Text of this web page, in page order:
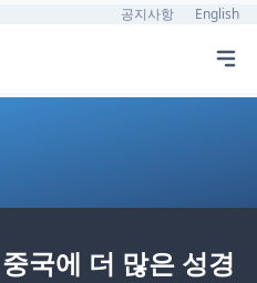
공지사항 English
국에 더 많은 성경